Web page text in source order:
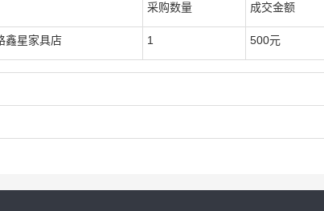
采购数量 成交金额
鑫星家具店 1 500元